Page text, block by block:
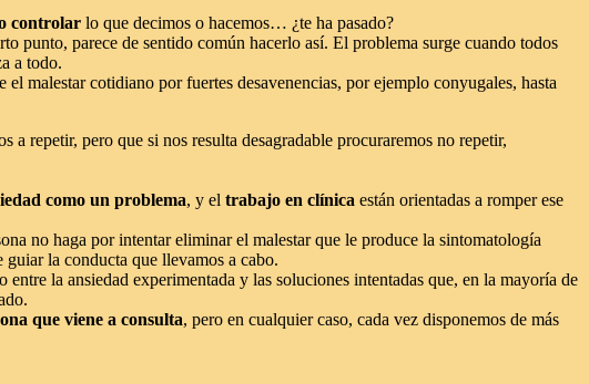
controlar lo que decimos o hacemos… ¿te ha pasado?
punto, parece de sentido común hacerlo así. El problema surge cuando todos
a todo.
malestar cotidiano por fuertes desavenencias, por ejemplo conyugales, hasta
repetir, pero que si nos resulta desagradable procuraremos no repetir,
como un problema, y el trabajo en clínica están orientadas a romper ese
no haga por intentar eliminar el malestar que le produce la sintomatología
guiar la conducta que llevamos a cabo.
la ansiedad experimentada y las soluciones intentadas que, en la mayoría de
que viene a consulta, pero en cualquier caso, cada vez disponemos de más